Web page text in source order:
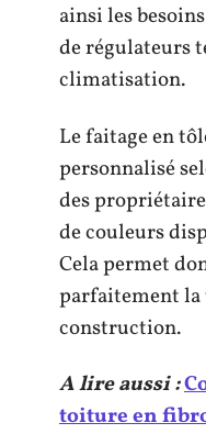
ainsi les
de régulateurs
climatisation.
Le faitage en
personnalisé
des
de couleurs
Cela permet
parfaitement la
construction.
A lire aussi :
toiture en